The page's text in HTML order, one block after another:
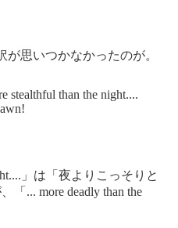
思いつかなかったのが。
stealthful than the night....
」は「夜よりこっそりと
「... more deadly than the